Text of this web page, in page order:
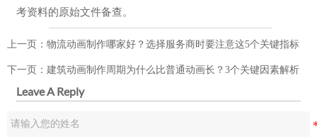
考资料的原始文件备查。
上一页： 物流动画制作哪家好？选择服务商时要注意这5个关键指标
下一页： 建筑动画制作周期为什么比普通动画长？3个关键因素解析
Leave A Reply